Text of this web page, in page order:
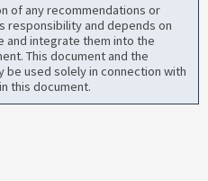
of any recommendations or
responsibility and depends on
and integrate them into the
This document and the
be used solely in connection with
this document.